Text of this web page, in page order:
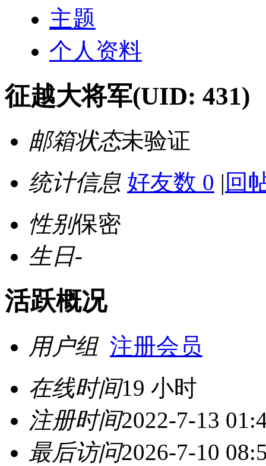
主题
个人资料
征越大将军(UID: 431)
邮箱状态未验证
统计信息 好友数 0 | 回
性别保密
生日-
活跃概况
用户组 注册会员
在线时间19 小时
注册时间2022-7-13
最后访问2026-7-10